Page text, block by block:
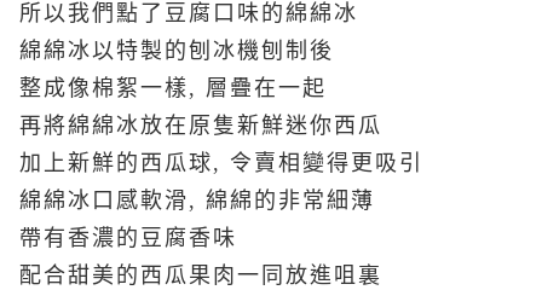
所以我們點了豆腐口味的綿綿冰
綿綿冰以特製的刨冰機刨制後
整成像棉絮一樣, 層疊在一起
再將綿綿冰放在原隻新鮮迷你西瓜
加上新鮮的西瓜球, 令賣相變得更吸引
綿綿冰口感軟滑, 綿綿的非常細薄
帶有香濃的豆腐香味
配合甜美的西瓜果肉一同放進咀裏